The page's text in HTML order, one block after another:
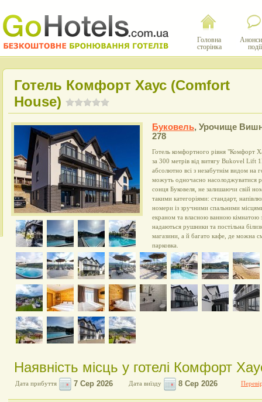
Головна
сторінка
події
Готель Комфорт Хаус (Comfort
House)
Буковель, Урочище
278
Готель комфортного рівня "Комфорт
за 300 метрів від витягу Bukovel Lift
абсолютно всі з незабутнім видом на
можуть одночасно насолоджуватися
сонця Буковеля, не залишаючи свій
такими категоріями: стандарт,
номери із зручними спальними
екраном та власною ванною
надаються рушники та постільна
магазини, а й багато кафе, де можна
парковка.
Наявність місць у готелі Комфорт
Дата прибуття Дата виїзду